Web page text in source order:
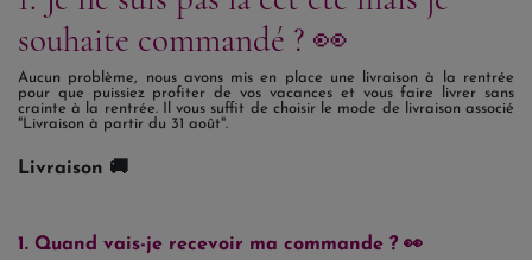
souhaite commandé ? 👀
Aucun problème, nous avons mis en place une livraison à la rentrée
pour que puissiez profiter de vos vacances et vous faire livrer sans
crainte à la rentrée. Il vous suffit de choisir le mode de livraison associé
"Livraison à partir du 31 août".
Livraison 🚚
1. Quand vais-je recevoir ma commande ? 👀